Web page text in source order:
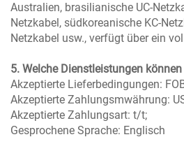
Australien, brasilianische UC-
Netzkabel, südkoreanische KC-
Netzkabel usw., verfügt über ein
5. Welche Dienstleistungen
Akzeptierte Lieferbedingungen:
Akzeptierte Zahlungsmwährung:
Akzeptierte Zahlungsart: t/t;
Gesprochene Sprache: Englisch